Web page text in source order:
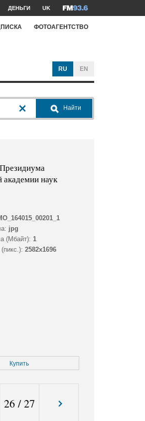
ДЕНЬГИ UK
ФОТОАГЕНТСТВО
RU EN
Найти
академии наук
jpg
(Мбайт): 1
2582x1696
Купить
26/27